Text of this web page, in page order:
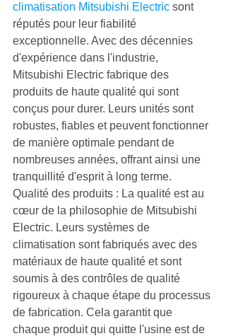
climatisation Mitsubishi Electric sont
réputés pour leur fiabilité
exceptionnelle. Avec des décennies
d'expérience dans l'industrie,
Mitsubishi Electric fabrique des
produits de haute qualité qui sont
conçus pour durer. Leurs unités sont
robustes, fiables et peuvent fonctionner
de manière optimale pendant de
nombreuses années, offrant ainsi une
tranquillité d'esprit à long terme.
Qualité des produits : La qualité est au
cœur de la philosophie de Mitsubishi
Electric. Leurs systèmes de
climatisation sont fabriqués avec des
matériaux de haute qualité et sont
soumis à des contrôles de qualité
rigoureux à chaque étape du processus
de fabrication. Cela garantit que
chaque produit qui quitte l'usine est de